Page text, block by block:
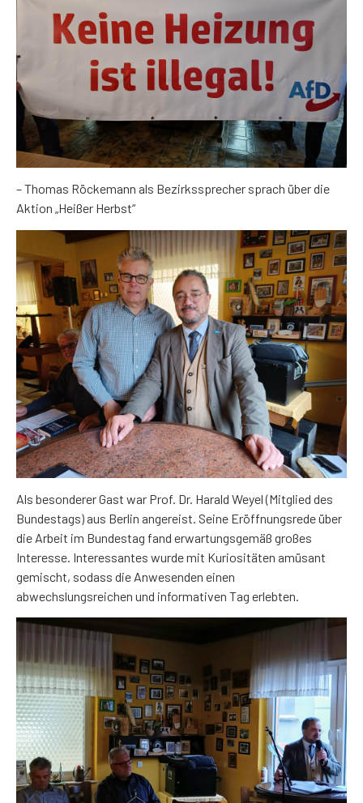
– Thomas Röckemann als Bezirkssprecher sprach über die
Aktion „Heißer Herbst“
Als besonderer Gast war Prof. Dr. Harald Weyel (Mitglied des
Bundestags) aus Berlin angereist. Seine Eröffnungsrede über
die Arbeit im Bundestag fand erwartungsgemäß großes
Interesse. Interessantes wurde mit Kuriositäten amüsant
gemischt, sodass die Anwesenden einen
abwechslungsreichen und informativen Tag erlebten.